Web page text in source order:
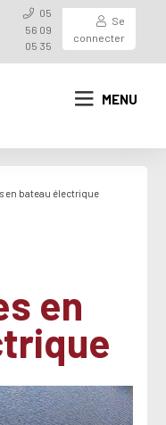
05
56 09
05 35
Se
connecter
MENU
en bateau électrique
en